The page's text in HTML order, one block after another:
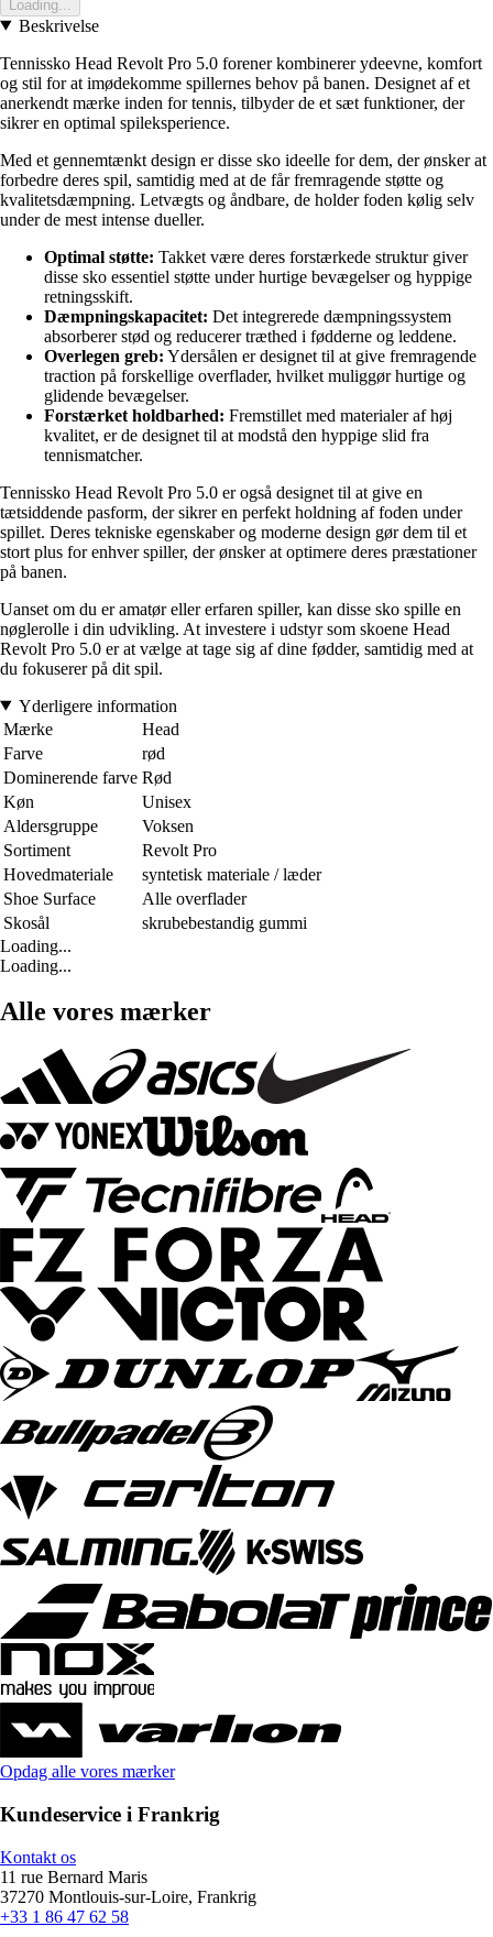
Loading...
Beskrivelse
Tennissko Head Revolt Pro 5.0 forener kombinerer ydeevne, komfort
og stil for at imødekomme spillernes behov på banen. Designet af et
anerkendt mærke inden for tennis, tilbyder de et sæt funktioner, der
sikrer en optimal spileksperience.
Med et gennemtænkt design er disse sko ideelle for dem, der ønsker at
forbedre deres spil, samtidig med at de får fremragende støtte og
kvalitetsdæmpning. Letvægts og åndbare, de holder foden kølig selv
under de mest intense dueller.
Optimal støtte: Takket være deres forstærkede struktur giver
disse sko essentiel støtte under hurtige bevægelser og hyppige
retningsskift.
Dæmpningskapacitet: Det integrerede dæmpningssystem
absorberer stød og reducerer træthed i fødderne og leddene.
Overlegen greb: Ydersålen er designet til at give fremragende
traction på forskellige overflader, hvilket muliggør hurtige og
glidende bevægelser.
Forstærket holdbarhed: Fremstillet med materialer af høj
kvalitet, er de designet til at modstå den hyppige slid fra
tennismatcher.
Tennissko Head Revolt Pro 5.0 er også designet til at give en
tætsiddende pasform, der sikrer en perfekt holdning af foden under
spillet. Deres tekniske egenskaber og moderne design gør dem til et
stort plus for enhver spiller, der ønsker at optimere deres præstationer
på banen.
Uanset om du er amatør eller erfaren spiller, kan disse sko spille en
nøglerolle i din udvikling. At investere i udstyr som skoene Head
Revolt Pro 5.0 er at vælge at tage sig af dine fødder, samtidig med at
du fokuserer på dit spil.
Yderligere information
Mærke
Head
Farve
rød
Dominerende farve Rød
Køn
Unisex
Aldersgruppe
Voksen
Sortiment
Revolt Pro
Hovedmateriale
syntetisk materiale / læder
Shoe Surface
Alle overflader
Skosål
skrubebestandig gummi
Loading...
Loading...
Alle vores mærker
Opdag alle vores mærker
Kundeservice i Frankrig
Kontakt os
11 rue Bernard Maris
37270 Montlouis-sur-Loire, Frankrig
+33 1 86 47 62 58